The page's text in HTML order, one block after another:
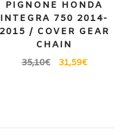
PIGNONE HONDA
INTEGRA 750 2014-
2015 / COVER GEAR
CHAIN
35,10€ 31,59€